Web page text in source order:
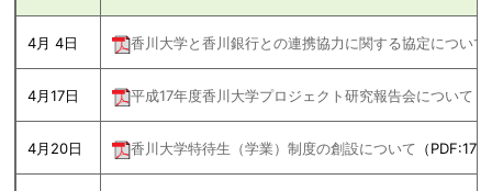
4月 4日 香川大学と香川銀行との連携協力に関する協定について
4月17日 平成17年度香川大学プロジェクト研究報告会について
4月20日 香川大学特待生（学業）制度の創設について （